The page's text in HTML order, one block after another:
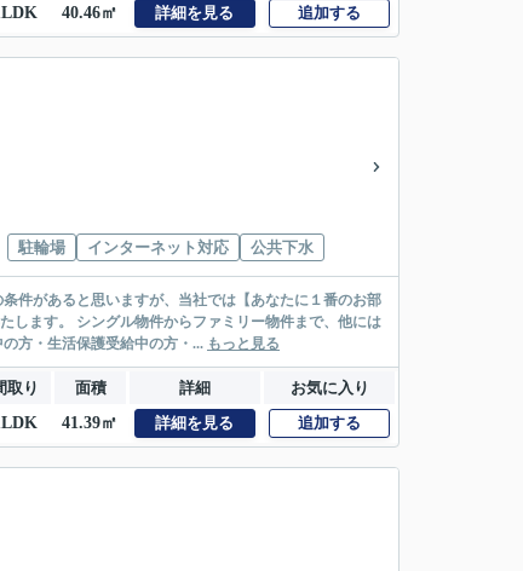
40.46㎡ 詳細を見る 追加する
駐輪場 インターネット対応 公共下水
まで、他には
いない・休職中の方・生活保護受給中の方・... もっと見る
取り 面積 詳細
お気に入り
41.39㎡ 詳細を見る 追加する